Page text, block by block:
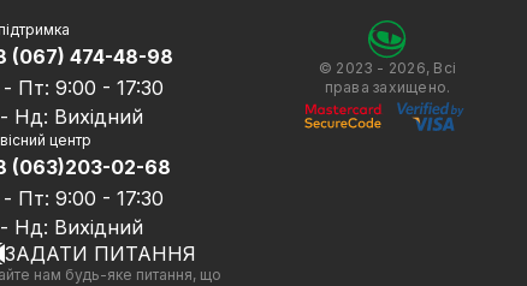
(067) 474-48-98
Пт: 9:00 - 17:30
Нд: Вихідний
центр
(063)203-02-68
Пт: 9:00 - 17:30
Нд: Вихідний
ЗАДАТИ ПИТАННЯ
нам будь-яке питання, що
© 2023 - 2026, Всі
права захищено.